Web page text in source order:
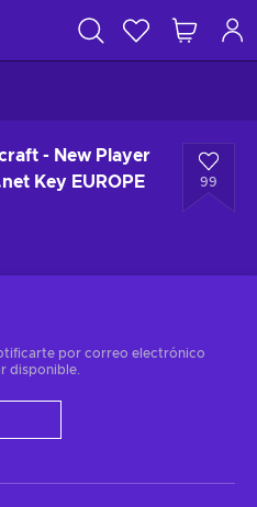
- New Player
Key EUROPE
99
por correo electrónico
disponible.